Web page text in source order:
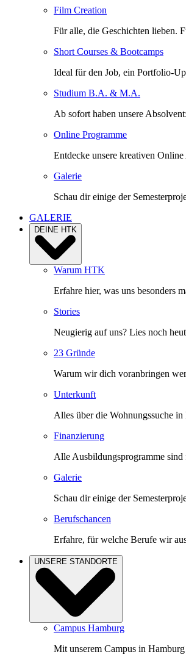
Film Creation
Für alle, die Geschichten lieben.
Short Courses & Bootcamps
Ideal für den Job, ein Portfolio-
Studium B.A. & M.A.
Ab sofort haben unsere
Online Programme
Entdecke unsere kreativen
Galerie
Schau dir einige der
GALERIE
DEINE HTK
Warum HTK
Erfahre hier, was uns besonders
Stories
Neugierig auf uns? Lies noch
23 Gründe
Warum wir dich voranbringen
Unterkunft
Alles über die Wohnungssuche
Finanzierung
Alle Ausbildungsprogramme
Galerie
Schau dir einige der
Berufschancen
Erfahre, für welche Berufe wir
UNSERE STANDORTE
Campus Hamburg
Mit unserem Campus in